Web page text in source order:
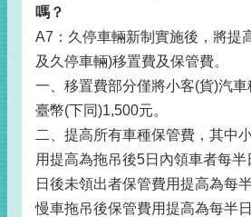
嗎？
A7：久停車輛新制實施後，將提
及久停車輛)移置費及保管費。
一、移置費部分僅將小客(貨)汽
臺幣(下同)1,500元。
二、提高所有車種保管費，其中
用提高為拖吊後5日內領車者每
日後未領出者保管費用提高為每
慢車拖吊後保管費用提高為每半